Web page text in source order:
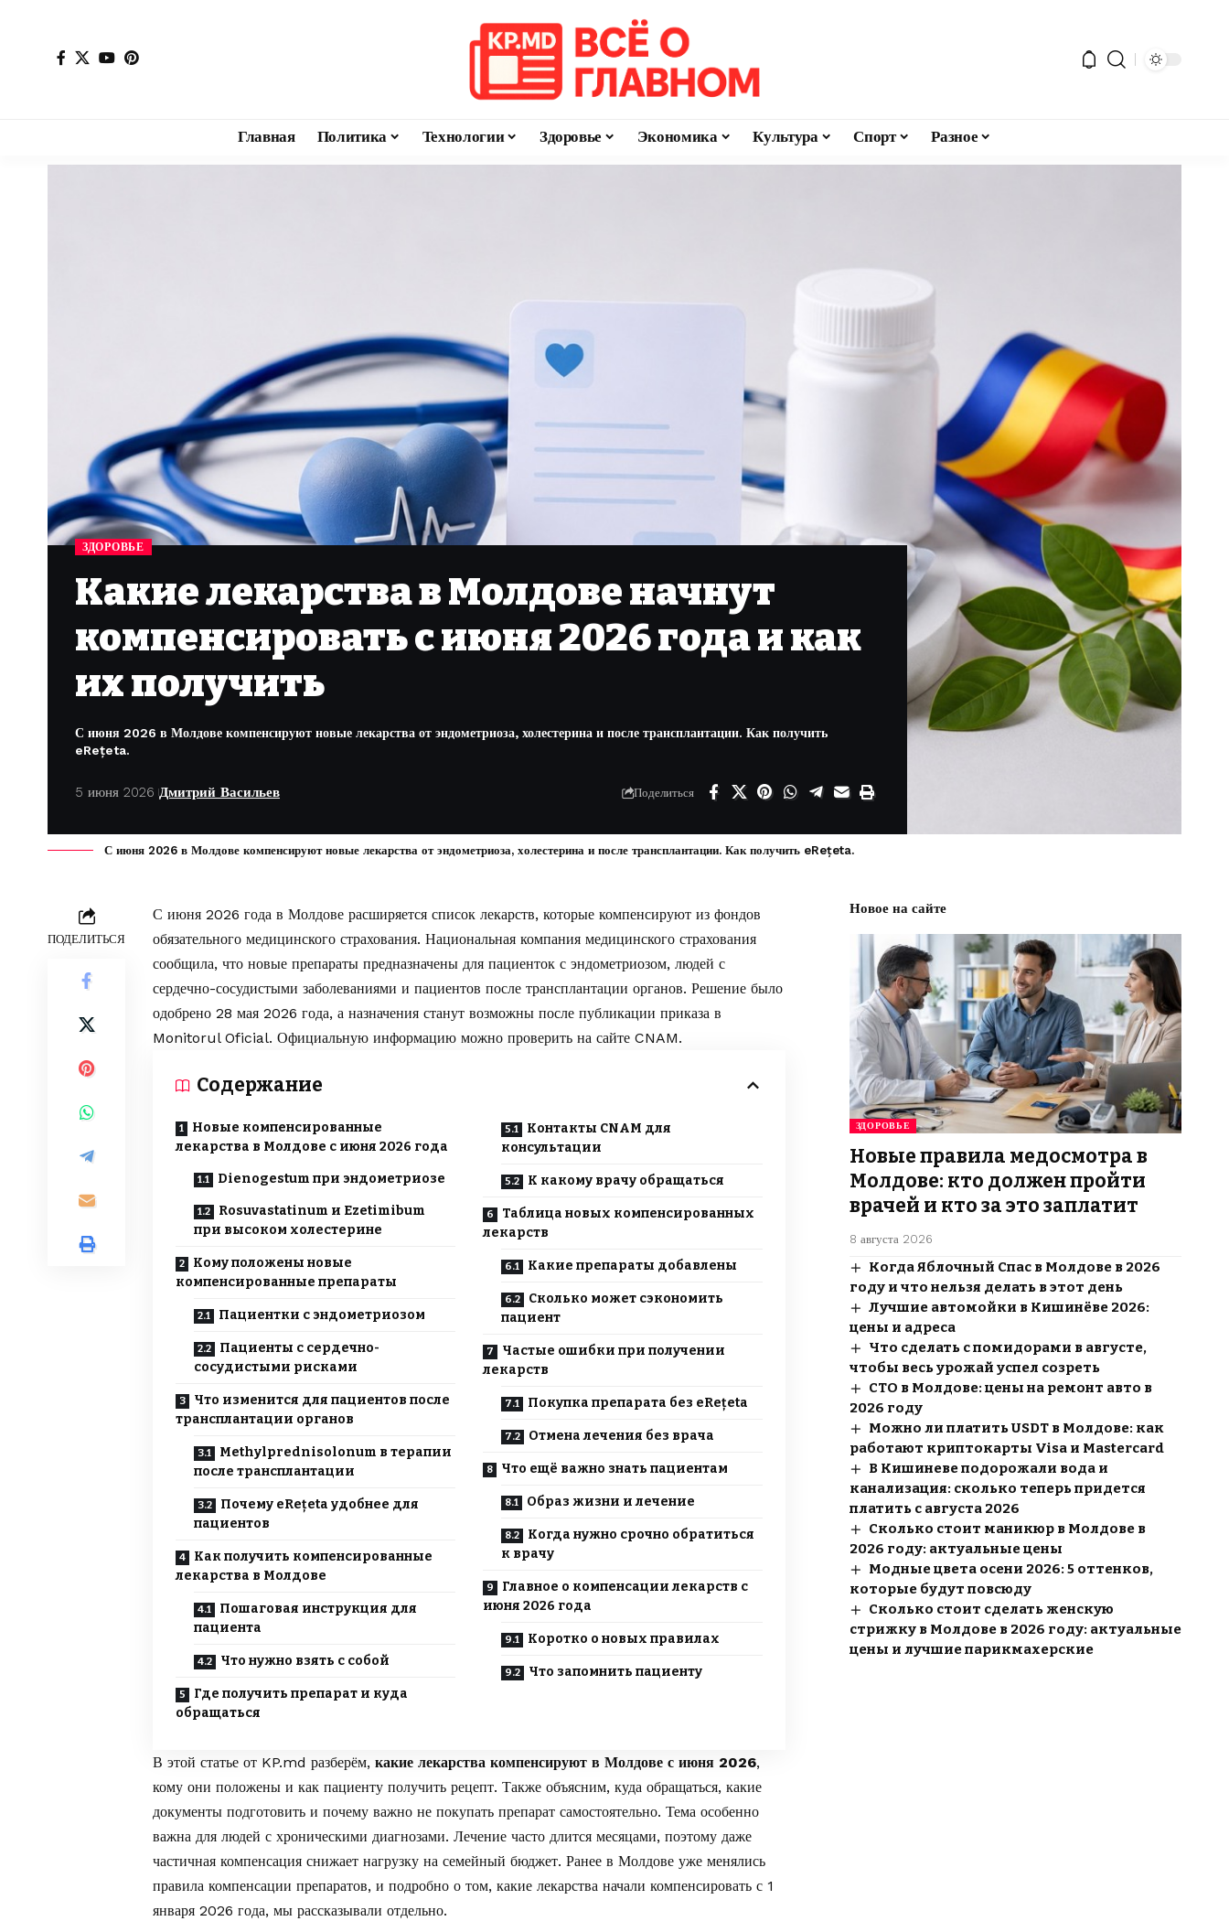
Главная Политика Технологии Здоровье Экономика Культура Спорт Разное
ЗДОРОВЬЕ
Какие лекарства в Молдове начнут
компенсировать с июня 2026 года и как
их получить
С июня 2026 в Молдове компенсируют новые лекарства от эндометриоза, холестерина и после трансплантации. Как получить
eRețeta.
5 июня 2026 Дмитрий Васильев Поделиться
С июня 2026 в Молдове компенсируют новые лекарства от эндометриоза, холестерина и после трансплантации. Как получить eRețeta.
ПОДЕЛИТЬСЯ
С июня 2026 года в Молдове расширяется список лекарств, которые компенсируют из фондов
обязательного медицинского страхования. Национальная компания медицинского страхования
сообщила, что новые препараты предназначены для пациенток с эндометриозом, людей с
сердечно-сосудистыми заболеваниями и пациентов после трансплантации органов. Решение было
одобрено 28 мая 2026 года, а назначения станут возможны после публикации приказа в
Monitorul Oficial. Официальную информацию можно проверить на сайте CNAM.
Содержание
Новые компенсированные
лекарства в Молдове с июня 2026 года
Dienogestum при эндометриозе
Rosuvastatinum и Ezetimibum
при высоком холестерине
Кому положены новые
компенсированные препараты
Пациентки с эндометриозом
Пациенты с сердечно-
сосудистыми рисками
Что изменится для пациентов после
трансплантации органов
Methylprednisolonum в терапии
после трансплантации
Почему eRețeta удобнее для
пациентов
Как получить компенсированные
лекарства в Молдове
Пошаговая инструкция для
пациента
Что нужно взять с собой
Где получить препарат и куда
обращаться
Контакты CNAM для
консультации
К какому врачу обращаться
Таблица новых компенсированных
лекарств
Какие препараты добавлены
Сколько может сэкономить
пациент
Частые ошибки при получении
лекарств
Покупка препарата без eRețeta
Отмена лечения без врача
Что ещё важно знать пациентам
Образ жизни и лечение
Когда нужно срочно обратиться
к врачу
Главное о компенсации лекарств с
июня 2026 года
Коротко о новых правилах
Что запомнить пациенту
В этой статье от KP.md разберём, какие лекарства компенсируют в Молдове с июня 2026,
кому они положены и как пациенту получить рецепт. Также объясним, куда обращаться, какие
документы подготовить и почему важно не покупать препарат самостоятельно. Тема особенно
важна для людей с хроническими диагнозами. Лечение часто длится месяцами, поэтому даже
частичная компенсация снижает нагрузку на семейный бюджет. Ранее в Молдове уже менялись
правила компенсации препаратов, и подробно о том, какие лекарства начали компенсировать с 1
января 2026 года, мы рассказывали отдельно.
Новое на сайте
ЗДОРОВЬЕ
Новые правила медосмотра в
Молдове: кто должен пройти
врачей и кто за это заплатит
8 августа 2026
Когда Яблочный Спас в Молдове в 2026
году и что нельзя делать в этот день
Лучшие автомойки в Кишинёве 2026:
цены и адреса
Что сделать с помидорами в августе,
чтобы весь урожай успел созреть
СТО в Молдове: цены на ремонт авто в
2026 году
Можно ли платить USDT в Молдове: как
работают криптокарты Visa и Mastercard
В Кишиневе подорожали вода и
канализация: сколько теперь придется
платить с августа 2026
Сколько стоит маникюр в Молдове в
2026 году: актуальные цены
Модные цвета осени 2026: 5 оттенков,
которые будут повсюду
Сколько стоит сделать женскую
стрижку в Молдове в 2026 году: актуальные
цены и лучшие парикмахерские